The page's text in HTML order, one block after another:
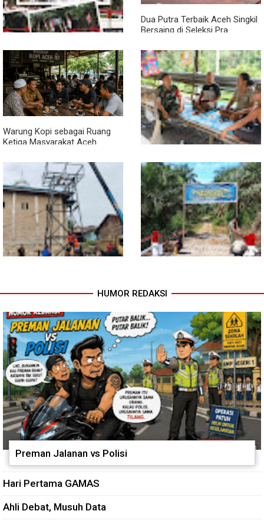
Jembatan Garuda Rampung,
Warga Teladan Baru Kini
Nikmati Akses Lebih Lancar
Dua Putra Terbaik Aceh Singkil
Bersaing di Seleksi Pra
Warung Kopi sebagai Ruang
Ketiga Masyarakat Aceh
Lewat Komsos di Warung
Kopi, Babinsa Bangun Sinergi
dan Kekompakan Warga
Progres TNI AD Manunggal Air
Dirikan Tower Polytank di
Belegen Mulia
Kodim 0118 Tancap Gas
Jembatan Garuda
HUMOR REDAKSI
Preman Jalanan vs Polisi
Hari Pertama GAMAS
Ahli Debat, Musuh Data